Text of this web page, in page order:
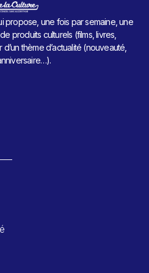
propose, une fois par semaine, une
produits culturels (films, livres,
thème d’actualité (nouveauté,